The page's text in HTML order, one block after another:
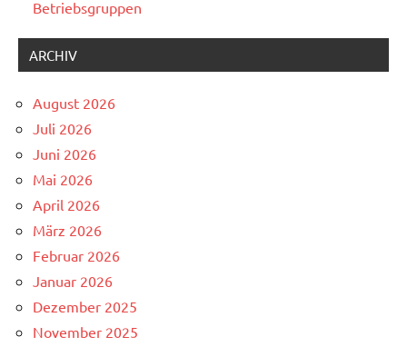
Betriebsgruppen
ARCHIV
August 2026
Juli 2026
Juni 2026
Mai 2026
April 2026
März 2026
Februar 2026
Januar 2026
Dezember 2025
November 2025